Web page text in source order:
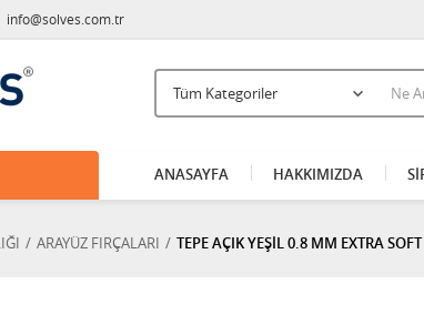
info@solves.com.tr
ANASAYFA HAKKIMIZDA
ARAYÜZ FIRÇALARI TEPE AÇIK YEŞİL 0.8 MM EXTRA